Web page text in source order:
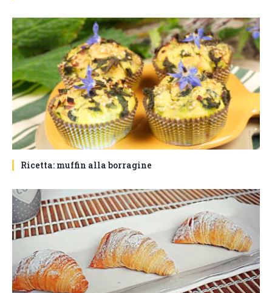
Ricetta: muffin alla borragine